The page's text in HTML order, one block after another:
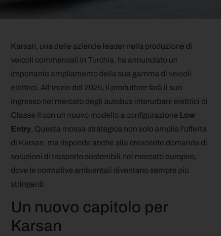
Karsan, una delle aziende leader nella produzione di
veicoli commerciali in Turchia, ha annunciato un
importante ampliamento della sua gamma di veicoli
elettrici. All’inizio del 2025, il produttore farà il suo
ingresso nel mercato degli autobus interurbani elettrici di
Classe II con un nuovo modello a configurazione Low
Entry. Questa mossa strategica non solo amplia l’offerta
di Karsan, ma risponde anche alla crescente domanda di
soluzioni di trasporto sostenibili nel mercato europeo,
dove le normative ambientali diventano sempre più
stringenti.
Un nuovo capitolo per
Karsan